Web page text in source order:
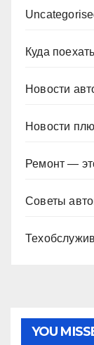
Куда поехать
Новости
Новости
Ремонт —
Советы
YOU